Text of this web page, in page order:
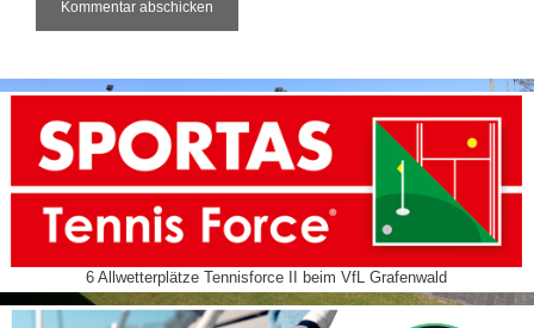
6 Allwetterplätze Tennisforce II beim VfL Grafenwald